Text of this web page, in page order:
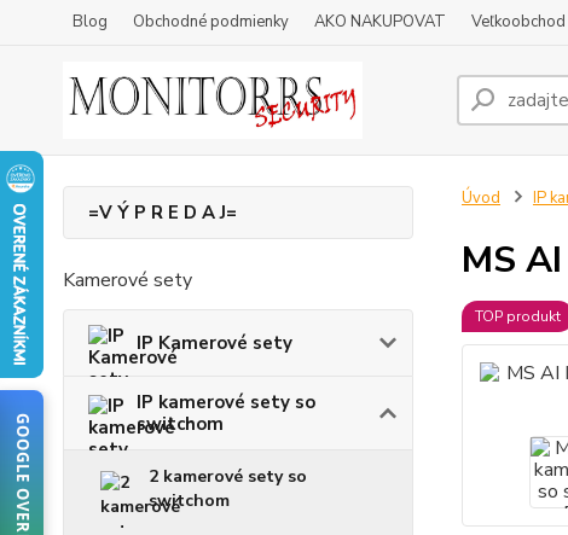
Blog Obchodné podmienky AKO NAKUPOVAT Veľkoobchod
=V Ý P R E D A J=
Kamerové sety
IP Kamerové sety
IP kamerové sety so
switchom
2 kamerové sety so
switchom
Úvod IP
MS
TOP produkt
GOOGLE OVERENIE